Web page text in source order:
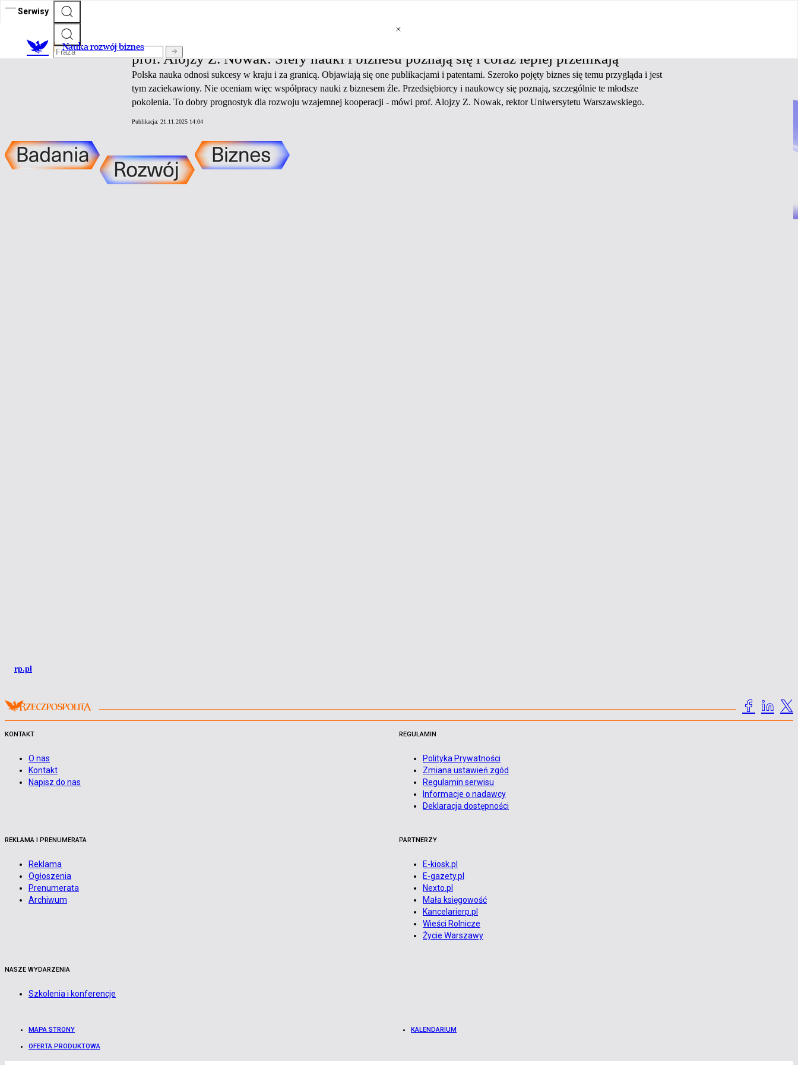
Serwisy
Nauka rozwój biznes
prof. Alojzy Z. Nowak: Sfery nauki i biznesu poznają się i coraz lepiej przenikają
Polska nauka odnosi sukcesy w kraju i za granicą. Objawiają się one publikacjami i patentami. Szeroko pojęty biznes się temu przygląda i jest
tym zaciekawiony. Nie oceniam więc współpracy nauki z biznesem źle. Przedsiębiorcy i naukowcy się poznają, szczególnie te młodsze
pokolenia. To dobry prognostyk dla rozwoju wzajemnej kooperacji - mówi prof. Alojzy Z. Nowak, rektor Uniwersytetu Warszawskiego.
Publikacja: 21.11.2025 14:04
rp.pl
KONTAKT
O nas
Kontakt
Napisz do nas
REGULAMIN
Polityka Prywatności
Zmiana ustawień zgód
Regulamin serwisu
Informacje o nadawcy
Deklaracja dostępności
REKLAMA I PRENUMERATA
Reklama
Ogłoszenia
Prenumerata
Archiwum
PARTNERZY
E-kiosk.pl
E-gazety.pl
Nexto.pl
Mała księgowość
Kancelarierp.pl
Wieści Rolnicze
Życie Warszawy
NASZE WYDARZENIA
Szkolenia i konferencje
MAPA STRONY KALENDARIUM
OFERTA PRODUKTOWA